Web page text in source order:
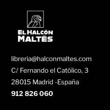
libreria@halconmaltes.com
C/ Fernando el Católico, 3
28015 Madrid -España
912 826 060